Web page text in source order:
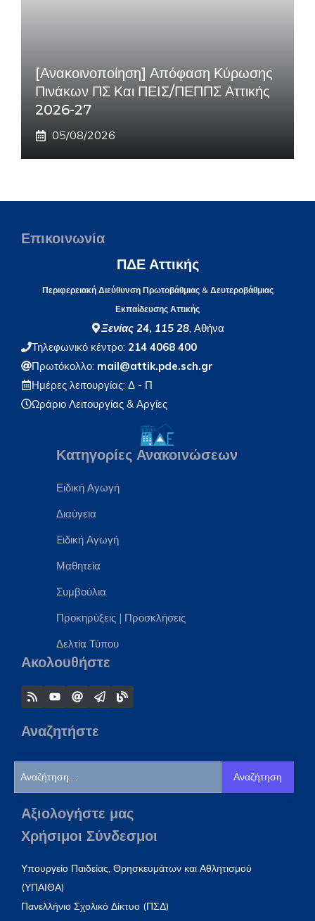
[Ανακοινοποίηση] Απόφαση Κύρωσης
Πινάκων ΠΣ Και ΠΕΙΣ/ΠΕΠΠΣ Αττικής
2026-27
05/08/2026
Επικοινωνία
ΠΔΕ Αττικής
Περιφερειακή Διεύθυνση Πρωτοβάθμιας & Δευτεροβάθμιας
Εκπαίδευσης Αττικής
Ξενίας 24, 115 28, Αθήνα
Τηλεφωνικό κέντρο: 214 4068 400
Πρωτόκολλο: mail@attik.pde.sch.gr
Ημέρες λειτουργίας: Δ - Π
Ωράριο Λειτουργίας & Αργίες
Κατηγορίες Ανακοινώσεων
Ειδική Αγωγή
Διαύγεια
Eιδική Αγωγή
Μαθητεία
Συμβούλια
Προκηρύξεις | Προσκλήσεις
Δελτία Τύπου
Ακολουθήστε
Αναζητήστε
Αναζήτηση
Αξιολογήστε μας
Χρήσιμοι Σύνδεσμοι
Υπουργείο Παιδείας, Θρησκευμάτων και Αθλητισμού
(ΥΠΑΙΘΑ)
Πανελλήνιο Σχολικό Δίκτυο (ΠΣΔ)